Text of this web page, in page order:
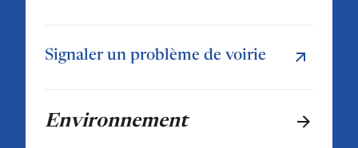
Signaler un problème de voirie
Environnement